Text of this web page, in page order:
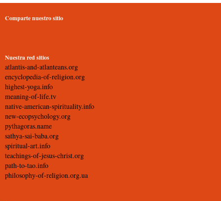
Comparte nuestro sitio
Nuestra red sitios
atlantis-and-atlanteans.org
encyclopedia-of-religion.org
highest-yoga.info
meaning-of-life.tv
native-american-spirituality.info
new-ecopsychology.org
pythagoras.name
sathya-sai-baba.org
spiritual-art.info
teachings-of-jesus-christ.org
path-to-tao.info
philosophy-of-religion.org.ua